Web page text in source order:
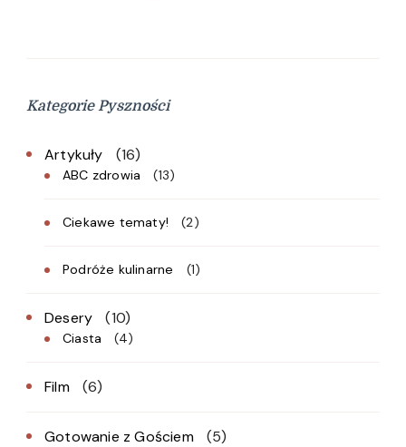
Kategorie Pyszności
Artykuły (16)
ABC zdrowia (13)
Ciekawe tematy! (2)
Podróże kulinarne (1)
Desery (10)
Ciasta (4)
Film (6)
Gotowanie z Gościem (5)